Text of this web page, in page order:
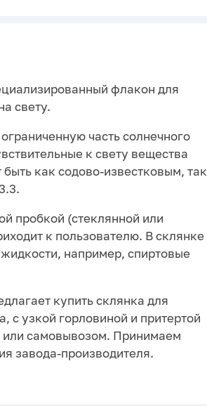
флакон для
свету.
часть солнечного
к свету вещества
как содово-известковым, так
пробкой (стеклянной или
к пользователю. В склянке
например, спиртовые
купить склянка для
с узкой горловиной и притертой
или самовывозом. Принимаем
завода-производителя.